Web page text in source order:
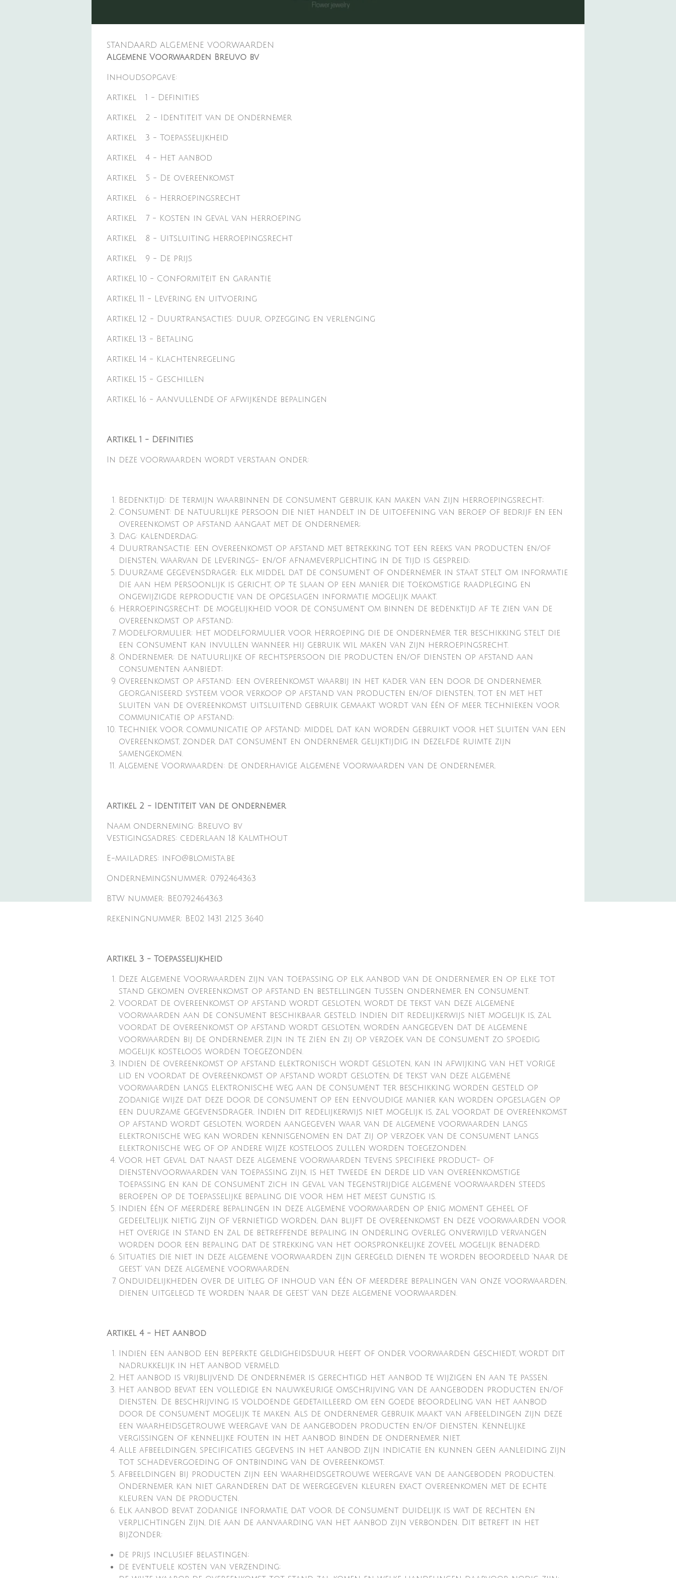
STANDAARD ALGEMENE VOORWAARDEN
Algemene Voorwaarden Breuvo bv
Inhoudsopgave:
Artikel 1 - Definities
Artikel 2 - Identiteit van de ondernemer
Artikel 3 - Toepasselijkheid
Artikel 4 - Het aanbod
Artikel 5 - De overeenkomst
Artikel 6 - Herroepingsrecht
Artikel 7 - Kosten in geval van herroeping
Artikel 8 - Uitsluiting herroepingsrecht
Artikel 9 - De prijs
Artikel 10 - Conformiteit en garantie
Artikel 11 - Levering en uitvoering
Artikel 12 - Duurtransacties: duur, opzegging en verlenging
Artikel 13 - Betaling
Artikel 14 - Klachtenregeling
Artikel 15 - Geschillen
Artikel 16 - Aanvullende of afwijkende bepalingen
Artikel 1 - Definities
In deze voorwaarden wordt verstaan onder:
Bedenktijd: de termijn waarbinnen de consument gebruik kan maken van zijn herroepingsrecht;
Consument: de natuurlijke persoon die niet handelt in de uitoefening van beroep of bedrijf en een
overeenkomst op afstand aangaat met de ondernemer;
Dag: kalenderdag;
Duurtransactie: een overeenkomst op afstand met betrekking tot een reeks van producten en/of
diensten, waarvan de leverings- en/of afnameverplichting in de tijd is gespreid;
Duurzame gegevensdrager: elk middel dat de consument of ondernemer in staat stelt om informatie
die aan hem persoonlijk is gericht, op te slaan op een manier die toekomstige raadpleging en
ongewijzigde reproductie van de opgeslagen informatie mogelijk maakt.
Herroepingsrecht: de mogelijkheid voor de consument om binnen de bedenktijd af te zien van de
overeenkomst op afstand;
Modelformulier: het modelformulier voor herroeping die de ondernemer ter beschikking stelt die
een consument kan invullen wanneer hij gebruik wil maken van zijn herroepingsrecht.
Ondernemer: de natuurlijke of rechtspersoon die producten en/of diensten op afstand aan
consumenten aanbiedt;
Overeenkomst op afstand: een overeenkomst waarbij in het kader van een door de ondernemer
georganiseerd systeem voor verkoop op afstand van producten en/of diensten, tot en met het
sluiten van de overeenkomst uitsluitend gebruik gemaakt wordt van één of meer technieken voor
communicatie op afstand;
Techniek voor communicatie op afstand: middel dat kan worden gebruikt voor het sluiten van een
overeenkomst, zonder dat consument en ondernemer gelijktijdig in dezelfde ruimte zijn
samengekomen.
Algemene Voorwaarden: de onderhavige Algemene Voorwaarden van de ondernemer.
Artikel 2 - Identiteit van de ondernemer
Naam onderneming: Breuvo bv
Vestigingsadres: cederlaan 18 Kalmthout
E-mailadres: info@blomista.be
Ondernemingsnummer: 0792464363
BTW nummer: BE0792464363
rekeningnummer: BE02 1431 2125 3640
Artikel 3 - Toepasselijkheid
Deze Algemene Voorwaarden zijn van toepassing op elk aanbod van de ondernemer en op elke tot
stand gekomen overeenkomst op afstand en bestellingen tussen ondernemer en consument.
Voordat de overeenkomst op afstand wordt gesloten, wordt de tekst van deze algemene
voorwaarden aan de consument beschikbaar gesteld. Indien dit redelijkerwijs niet mogelijk is, zal
voordat de overeenkomst op afstand wordt gesloten, worden aangegeven dat de algemene
voorwaarden bij de ondernemer zijn in te zien en zij op verzoek van de consument zo spoedig
mogelijk kosteloos worden toegezonden.
Indien de overeenkomst op afstand elektronisch wordt gesloten, kan in afwijking van het vorige
lid en voordat de overeenkomst op afstand wordt gesloten, de tekst van deze algemene
voorwaarden langs elektronische weg aan de consument ter beschikking worden gesteld op
zodanige wijze dat deze door de consument op een eenvoudige manier kan worden opgeslagen op
een duurzame gegevensdrager. Indien dit redelijkerwijs niet mogelijk is, zal voordat de overeenkomst
op afstand wordt gesloten, worden aangegeven waar van de algemene voorwaarden langs
elektronische weg kan worden kennisgenomen en dat zij op verzoek van de consument langs
elektronische weg of op andere wijze kosteloos zullen worden toegezonden.
Voor het geval dat naast deze algemene voorwaarden tevens specifieke product- of
dienstenvoorwaarden van toepassing zijn, is het tweede en derde lid van overeenkomstige
toepassing en kan de consument zich in geval van tegenstrijdige algemene voorwaarden steeds
beroepen op de toepasselijke bepaling die voor hem het meest gunstig is.
Indien één of meerdere bepalingen in deze algemene voorwaarden op enig moment geheel of
gedeeltelijk nietig zijn of vernietigd worden, dan blijft de overeenkomst en deze voorwaarden voor
het overige in stand en zal de betreffende bepaling in onderling overleg onverwijld vervangen
worden door een bepaling dat de strekking van het oorspronkelijke zoveel mogelijk benaderd.
Situaties die niet in deze algemene voorwaarden zijn geregeld, dienen te worden beoordeeld ‘naar de
geest’ van deze algemene voorwaarden.
Onduidelijkheden over de uitleg of inhoud van één of meerdere bepalingen van onze voorwaarden,
dienen uitgelegd te worden ‘naar de geest’ van deze algemene voorwaarden.
Artikel 4 - Het aanbod
Indien een aanbod een beperkte geldigheidsduur heeft of onder voorwaarden geschiedt, wordt dit
nadrukkelijk in het aanbod vermeld.
Het aanbod is vrijblijvend. De ondernemer is gerechtigd het aanbod te wijzigen en aan te passen.
Het aanbod bevat een volledige en nauwkeurige omschrijving van de aangeboden producten en/of
diensten. De beschrijving is voldoende gedetailleerd om een goede beoordeling van het aanbod
door de consument mogelijk te maken. Als de ondernemer gebruik maakt van afbeeldingen zijn deze
een waarheidsgetrouwe weergave van de aangeboden producten en/of diensten. Kennelijke
vergissingen of kennelijke fouten in het aanbod binden de ondernemer niet.
Alle afbeeldingen, specificaties gegevens in het aanbod zijn indicatie en kunnen geen aanleiding zijn
tot schadevergoeding of ontbinding van de overeenkomst.
Afbeeldingen bij producten zijn een waarheidsgetrouwe weergave van de aangeboden producten.
Ondernemer kan niet garanderen dat de weergegeven kleuren exact overeenkomen met de echte
kleuren van de producten.
Elk aanbod bevat zodanige informatie, dat voor de consument duidelijk is wat de rechten en
verplichtingen zijn, die aan de aanvaarding van het aanbod zijn verbonden. Dit betreft in het
bijzonder:
de prijs inclusief belastingen;
de eventuele kosten van verzending;